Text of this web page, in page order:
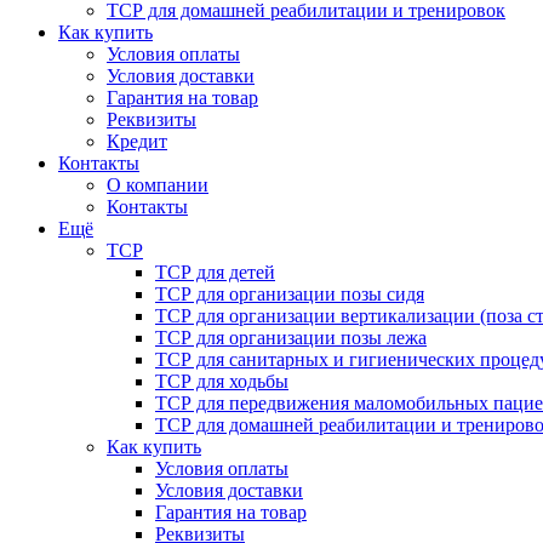
ТСР для домашней реабилитации и тренировок
Как купить
Условия оплаты
Условия доставки
Гарантия на товар
Реквизиты
Кредит
Контакты
О компании
Контакты
Ещё
ТСР
ТСР для детей
ТСР для организации позы сидя
ТСР для организации вертикализации (поза
ТСР для организации позы лежа
ТСР для санитарных и гигиенических
ТСР для ходьбы
ТСР для передвижения маломобильных
ТСР для домашней реабилитации и
Как купить
Условия оплаты
Условия доставки
Гарантия на товар
Реквизиты